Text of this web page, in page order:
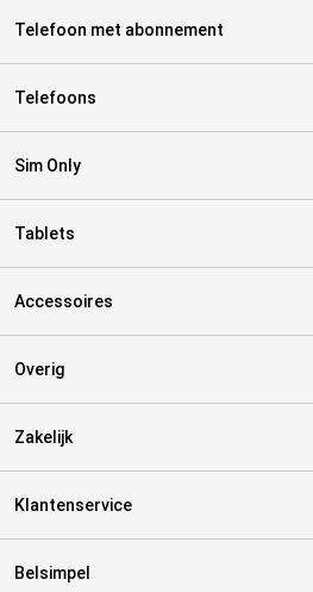
Telefoon met abonnement
Telefoons
Sim Only
Tablets
Accessoires
Overig
Zakelijk
Klantenservice
Belsimpel